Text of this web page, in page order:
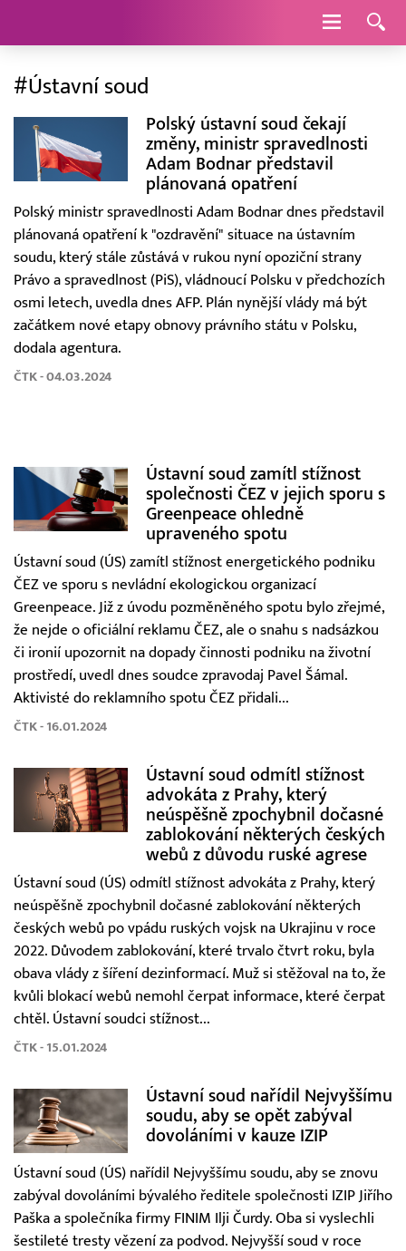
Navigace
#Ústavní soud
Polský ústavní soud čekají
změny, ministr spravedlnosti
Adam Bodnar představil
plánovaná opatření
Polský ministr spravedlnosti Adam Bodnar dnes představil
plánovaná opatření k "ozdravění" situace na ústavním
soudu, který stále zůstává v rukou nyní opoziční strany
Právo a spravedlnost (PiS), vládnoucí Polsku v předchozích
osmi letech, uvedla dnes AFP. Plán nynější vlády má být
začátkem nové etapy obnovy právního státu v Polsku,
dodala agentura.
ČTK - 04.03.2024
Ústavní soud zamítl stížnost
společnosti ČEZ v jejich sporu s
Greenpeace ohledně
upraveného spotu
Ústavní soud (ÚS) zamítl stížnost energetického podniku
ČEZ ve sporu s nevládní ekologickou organizací
Greenpeace. Již z úvodu pozměněného spotu bylo zřejmé,
že nejde o oficiální reklamu ČEZ, ale o snahu s nadsázkou
či ironií upozornit na dopady činnosti podniku na životní
prostředí, uvedl dnes soudce zpravodaj Pavel Šámal.
Aktivisté do reklamního spotu ČEZ přidali...
ČTK - 16.01.2024
Ústavní soud odmítl stížnost
advokáta z Prahy, který
neúspěšně zpochybnil dočasné
zablokování některých českých
webů z důvodu ruské agrese
Ústavní soud (ÚS) odmítl stížnost advokáta z Prahy, který
neúspěšně zpochybnil dočasné zablokování některých
českých webů po vpádu ruských vojsk na Ukrajinu v roce
2022. Důvodem zablokování, které trvalo čtvrt roku, byla
obava vlády z šíření dezinformací. Muž si stěžoval na to, že
kvůli blokací webů nemohl čerpat informace, které čerpat
chtěl. Ústavní soudci stížnost...
ČTK - 15.01.2024
Ústavní soud nařídil Nejvyššímu
soudu, aby se opět zabýval
dovoláními v kauze IZIP
Ústavní soud (ÚS) nařídil Nejvyššímu soudu, aby se znovu
zabýval dovoláními bývalého ředitele společnosti IZIP Jiřího
Paška a společníka firmy FINIM Ilji Čurdy. Oba si vyslechli
šestileté tresty vězení za podvod. Nejvyšší soud v roce